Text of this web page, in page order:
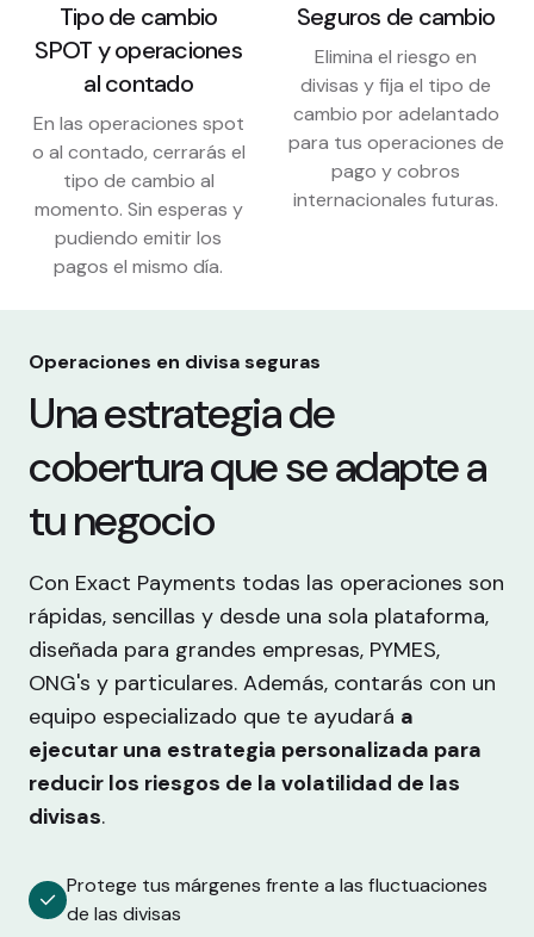
Tipo de cambio
SPOT yoperaciones
al contado
En las operaciones spot
o al contado, cerrarás el
tipo de cambio al
momento. Sin esperas y
pudiendo emitir los
pagos el mismo día.
Seguros de cambio
Elimina el riesgo en
divisas y fija el tipo de
cambio por adelantado
para tus operaciones de
pago y cobros
internacionales futuras.
Operaciones en divisa seguras
Una estrategia de
cobertura que se adapte a
tu negocio
Con Exact Payments todas las operaciones son
rápidas, sencillas y desde una sola plataforma,
diseñada para grandes empresas, PYMES,
ONG's y particulares. Además, contarás con un
equipo especializado que te ayudará a
ejecutar una estrategia personalizada para
reducir los riesgos de la volatilidad de las
divisas.
Protege tus márgenes frente a las fluctuaciones
de las divisas